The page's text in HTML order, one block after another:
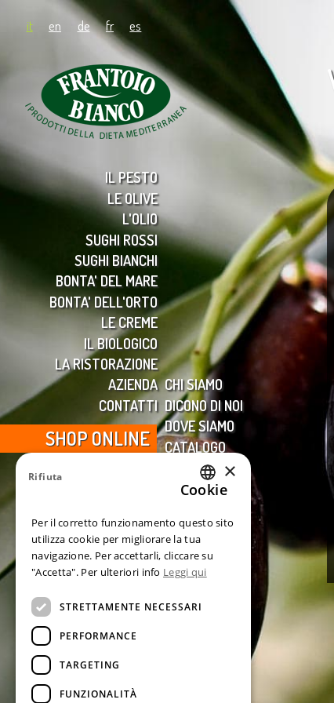
it en de fr es
IL PESTO
LE OLIVE
L'OLIO
SUGHI ROSSI
SUGHI BIANCHI
BONTA' DEL MARE
BONTA' DELL'ORTO
LE CREME
IL BIOLOGICO
LA RISTORAZIONE
AZIENDA CHI SIAMO
DICONO DI NOI
DOVE SIAMO
CATALOGO
CONTATTI
SHOP ONLINE
ENGLISH
GERMAN
FRENCH
×
Cookie
Per il corretto funzionamento questo sito
utilizza cookie per migliorare la tua
navigazione. Per accettarli, cliccare su
"Accetta". Per ulteriori info Leggi qui
STRETTAMENTE NECESSARI
PERFORMANCE
TARGETING
FUNZIONALITÀ
Rifiuta